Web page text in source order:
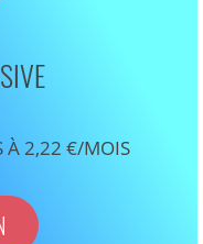
À 2,22 €/MOIS